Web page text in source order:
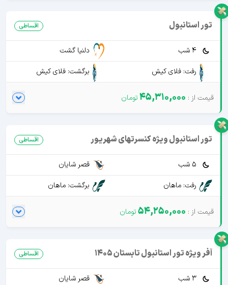
تور استانبول اقساطی
4 شب
دلنیا گشت
رفت: فلای کیش
برگشت: فلای کیش
45,310,000
تور استانبول ویژه کنسرتهای شهریور اقساطی
5 شب
قصر شایان
رفت: ماهان
برگشت: ماهان
54,250,000
آفر ویژه تور استانبول تابستان 1405 اقساطی
3 شب
قصر شایان